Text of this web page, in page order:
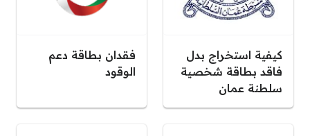
كيفية استخراج بدل
فاقد بطاقة شخصية
سلطنة عمان
فقدان بطاقة دعم
الوقود